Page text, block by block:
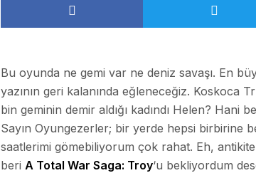
Bu oyunda ne gemi var ne deniz savaşı. En
yazının geri kalanında eğleneceğiz. Koskoca
bin geminin demir aldığı kadındı Helen?
Sayın Oyungezerler; bir yerde hepsi birbirine
saatlerimi gömebiliyorum çok rahat. Eh,
beri A Total War Saga: Troy‘u bekliyordum